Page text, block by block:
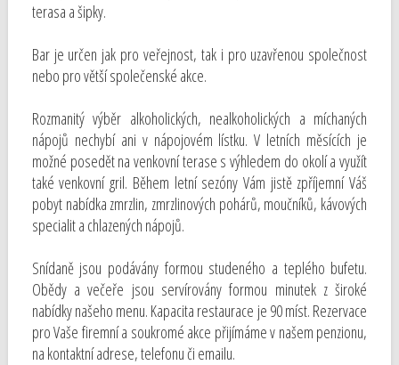
terasa a šipky.
Bar je určen jak pro veřejnost, tak i pro uzavřenou společnost
nebo pro větší společenské akce.
Rozmanitý výběr alkoholických, nealkoholických a míchaných
nápojů nechybí ani v nápojovém lístku. V letních měsících je
možné posedět na venkovní terase s výhledem do okolí a využít
také venkovní gril. Během letní sezóny Vám jistě zpříjemní Váš
pobyt nabídka zmrzlin, zmrzlinových pohárů, moučníků, kávových
specialit a chlazených nápojů.
Snídaně jsou podávány formou studeného a teplého bufetu.
Obědy a večeře jsou servírovány formou minutek z široké
nabídky našeho menu. Kapacita restaurace je 90 míst. Rezervace
pro Vaše firemní a soukromé akce přijímáme v našem penzionu,
na kontaktní adrese, telefonu či emailu.